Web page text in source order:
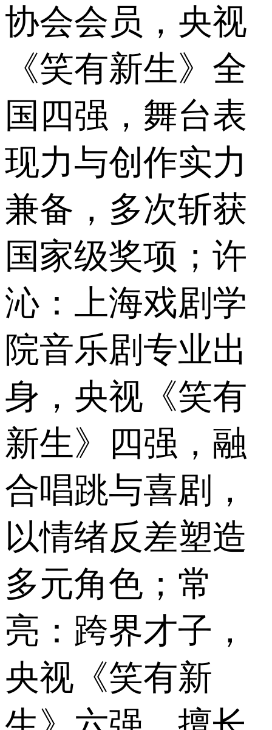
协会会员，央视
《笑有新生》全
国四强，舞台表
现力与创作实力
兼备，多次斩获
国家级奖项；许
沁：上海戏剧学
院音乐剧专业出
身，央视《笑有
新生》四强，融
合唱跳与喜剧，
以情绪反差塑造
多元角色；常
亮：跨界才子，
央视《笑有新